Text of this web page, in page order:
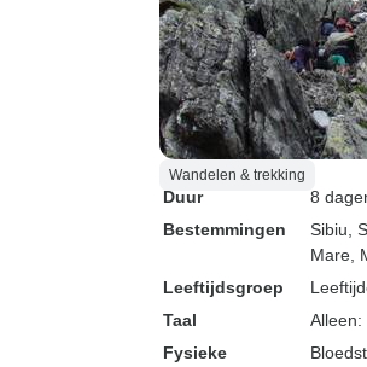
Wandelen & trekking
Duur
8
Bestemmingen
Sibiu ,
Mare ,
Leeftijdsgroep
Taal
Alleen:
Fysieke